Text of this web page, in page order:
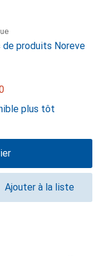
de produits Noreve
plus tôt
Ajouter à la liste